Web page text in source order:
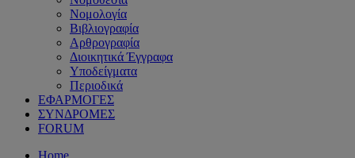
Νομολογία
Βιβλιογραφία
Αρθρογραφία
Διοικητικά Έγγραφα
Υποδείγματα
Περιοδικά
ΕΦΑΡΜΟΓΕΣ
ΣΥΝΔΡΟΜΕΣ
FORUM
Home